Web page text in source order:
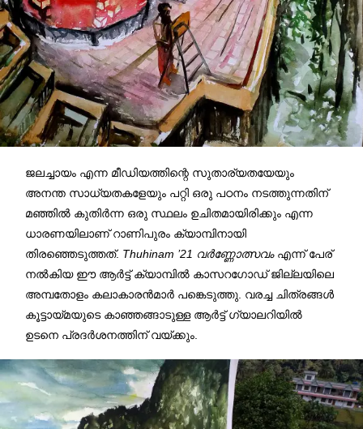
ജലച്ചായം എന്ന മീഡിയത്തിന്റെ സുതാര്യതയേയും
അനന്ത സാധ്യതകളേയും പറ്റി ഒരു പഠനം നടത്തുന്നതിന്
മഞ്ഞിൽ കുതിർന്ന ഒരു സ്ഥലം ഉചിതമായിരിക്കും എന്ന
ധാരണയിലാണ് റാണിപുരം ക്യാമ്പിനായി
തിരഞ്ഞെടുത്തത്. Thuhinam ’21 വർണ്ണോത്സവംഎന്ന് പേര്
നൽകിയ ഈ ആർട്ട്‌ ക്യാമ്പിൽ കാസറഗോഡ് ജില്ലയിലെ
അമ്പതോളം കലാകാരൻമാർ പങ്കെടുത്തു. വരച്ച ചിത്രങ്ങൾ
കൂട്ടായ്മയുടെ കാഞ്ഞങ്ങാടുള്ള ആർട്ട്‌ ഗ്യാലറിയിൽ
ഉടനെ പ്രദർശനത്തിന് വയ്ക്കും.